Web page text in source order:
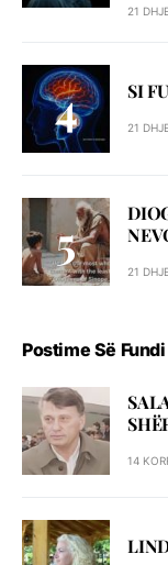
21
SI
21
21
Postime Së Fundi
14